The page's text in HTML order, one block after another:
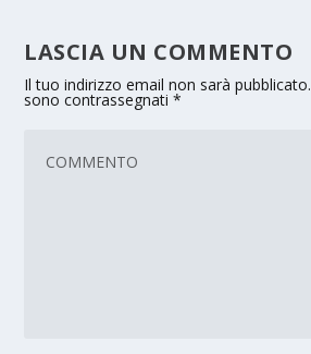
LASCIA UN COMMENTO
Il tuo indirizzo email non sarà pubblicato.
sono contrassegnati*